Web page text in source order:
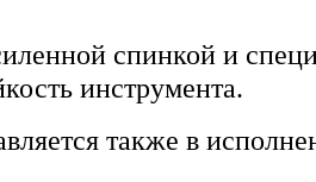
спинкой и
инструмента.
также в